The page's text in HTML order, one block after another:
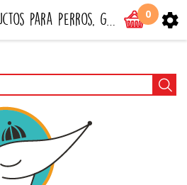
0
Juguetes - productos para perros, gatos y todo tipo de mascotas